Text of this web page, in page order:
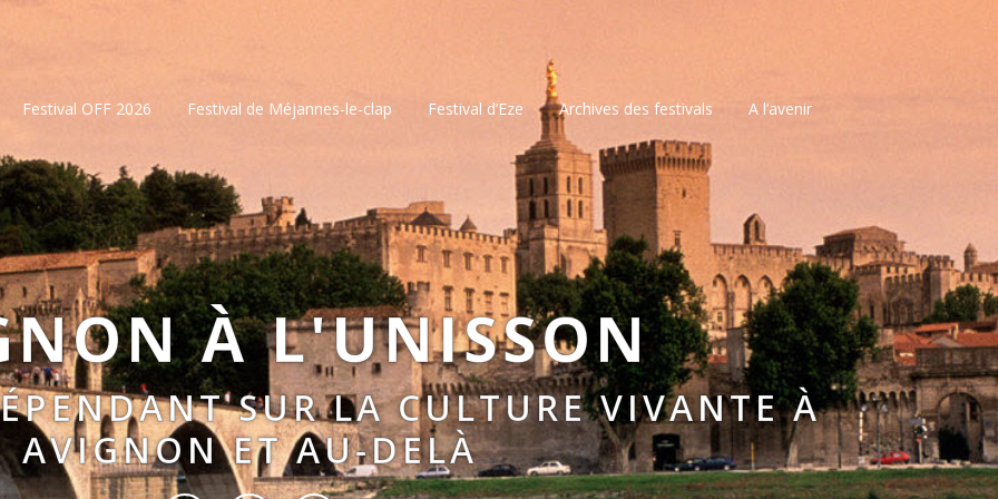
Festival OFF 2026 Festival de Méjannes-le-clap Festival d’Eze Archives des festivals A l’avenir
À L'UNISSON
SUR LA CULTURE VIVANTE À
AVIGNON ET AU-DELÀ